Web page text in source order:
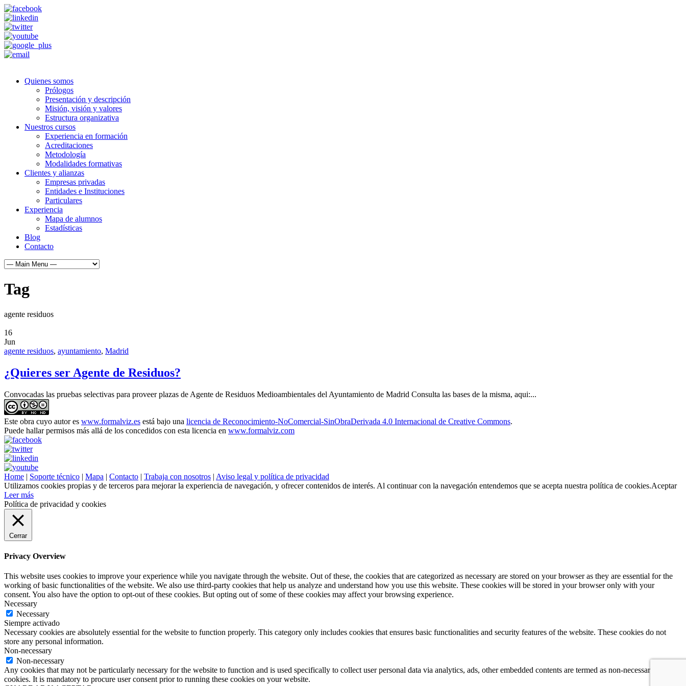
Quienes somos
Prólogos
Presentación y descripción
Misión, visión y valores
Estructura organizativa
Nuestros cursos
Experiencia en formación
Acreditaciones
Metodología
Modalidades formativas
Clientes y alianzas
Empresas privadas
Entidades e Instituciones
Particulares
Experiencia
Mapa de alumnos
Estadísticas
Blog
Contacto
Tag
agente residuos
16
Jun
agente residuos, ayuntamiento, Madrid
¿Quieres ser Agente de Residuos?
Convocadas las pruebas selectivas para proveer plazas de Agente de Residuos Medioambientales del Ayuntamiento de Madrid Consulta las bases de la misma, aqui:...
Este obra cuyo autor es www.formalviz.es está bajo una licencia de Reconocimiento-NoComercial-SinObraDerivada 4.0 Internacional de Creative Commons.
Puede hallar permisos más allá de los concedidos con esta licencia en www.formalviz.com
Home | Soporte técnico | Mapa | Contacto | Trabaja con nosotros | Aviso legal y política de privacidad
Utilizamos cookies propias y de terceros para mejorar la experiencia de navegación, y ofrecer contenidos de interés. Al continuar con la navegación entendemos que se acepta nuestra política de cookies.Aceptar
Leer más
Política de privacidad y cookies
Cerrar
Privacy Overview
This website uses cookies to improve your experience while you navigate through the website. Out of these, the cookies that are categorized as necessary are stored on your browser as they are essential for the
working of basic functionalities of the website. We also use third-party cookies that help us analyze and understand how you use this website. These cookies will be stored in your browser only with your
consent. You also have the option to opt-out of these cookies. But opting out of some of these cookies may affect your browsing experience.
Necessary
Necessary
Siempre activado
Necessary cookies are absolutely essential for the website to function properly. This category only includes cookies that ensures basic functionalities and security features of the website. These cookies do not
store any personal information.
Non-necessary
Non-necessary
Any cookies that may not be particularly necessary for the website to function and is used specifically to collect user personal data via analytics, ads, other embedded contents are termed as non-necessary
cookies. It is mandatory to procure user consent prior to running these cookies on your website.